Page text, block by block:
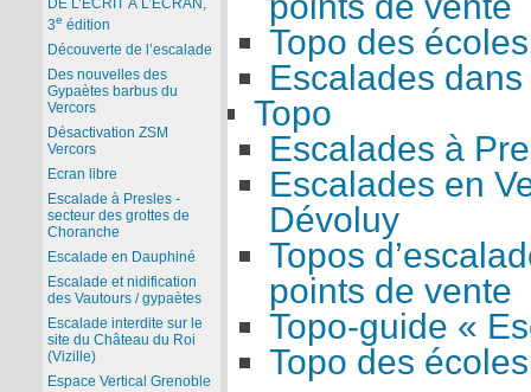
Topo des
Escalades
Topo
Escalades à
Escalades en
Dévoluy
Topos
points de vente
Topo-guide «
Topo des
DE L’ÉCRIT À L’ÉCRAN,
3e édition
Découverte de l’escalade
Des nouvelles des
Gypaètes barbus du
Vercors
Désactivation ZSM
Vercors
Ecran libre
Escalade à Presles -
secteur des grottes de
Choranche
Escalade en Dauphiné
Escalade et nidification
des Vautours / gypaètes
Escalade interdite sur le
site du Château du Roi
(Vizille)
Espace Vertical Grenoble